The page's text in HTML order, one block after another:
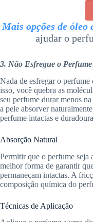
Mais opções de óleo
ajudar o
3. Não Esfregue o
Nada de esfregar o
isso, você quebra as
seu perfume durar menos
a pele absorver
perfume intactas e
Absorção Natural
Permitir que o perfume seja
melhor forma de garantir
permaneçam intactas. A
composição química do
Técnicas de Aplicação